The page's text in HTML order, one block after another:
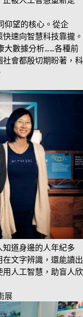
仰望的核心。從企
速向智慧科技靠攏。
大數據分析……各種前
會都殷切期盼著，科
道身邊的人年紀多
文字辨識，還能讀出
人工智慧，助盲人欣
展